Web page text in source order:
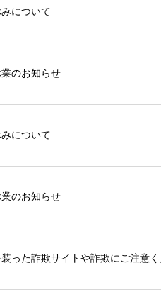
について
のお知らせ
について
のお知らせ
った詐欺サイトや詐欺にご注意